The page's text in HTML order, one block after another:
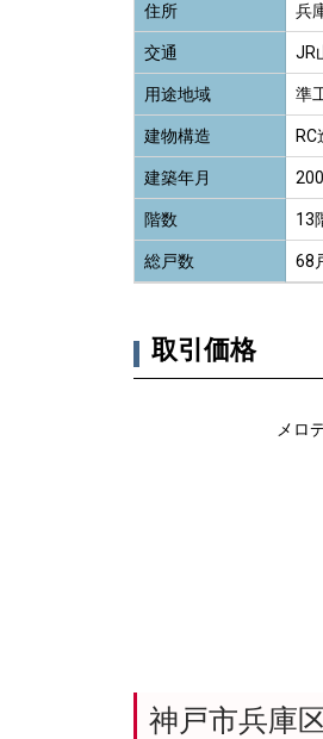
住所 兵
交通 JR
用途地域 準
建物構造
建築年月
階数 13
総戸数 68
取引価格
メロ
神戸市兵庫